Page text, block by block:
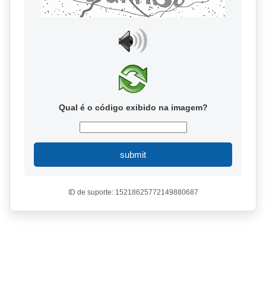
Qual é o código exibido na imagem?
submit
ID de suporte: 15218625772149880687